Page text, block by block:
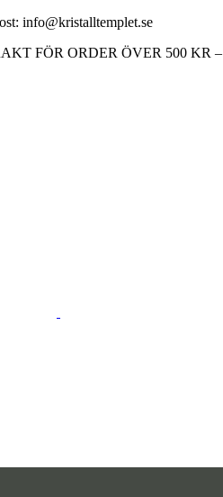
info@kristalltemplet.se
FÖR ORDER ÖVER 500 KR –